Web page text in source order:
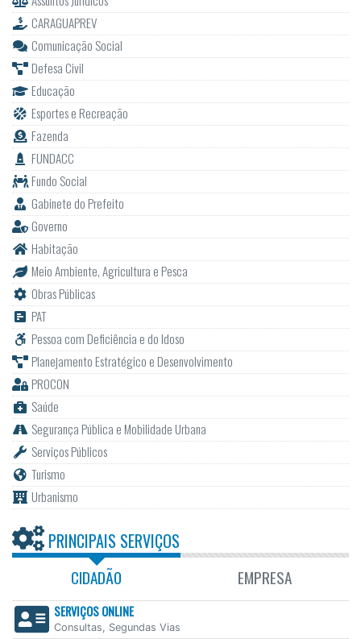
CARAGUAPREV
Comunicação Social
Defesa Civil
Educação
Esportes e Recreação
Fazenda
FUNDACC
Fundo Social
Gabinete do Prefeito
Governo
Habitação
Meio Ambiente, Agricultura e Pesca
Obras Públicas
PAT
Pessoa com Deficiência e do Idoso
Planejamento Estratégico e Desenvolvimento
PROCON
Saúde
Segurança Pública e Mobilidade Urbana
Serviços Públicos
Turismo
Urbanismo
PRINCIPAIS SERVIÇOS
CIDADÃO EMPRESA
SERVIÇOS ONLINE
Consultas, Segundas Vias